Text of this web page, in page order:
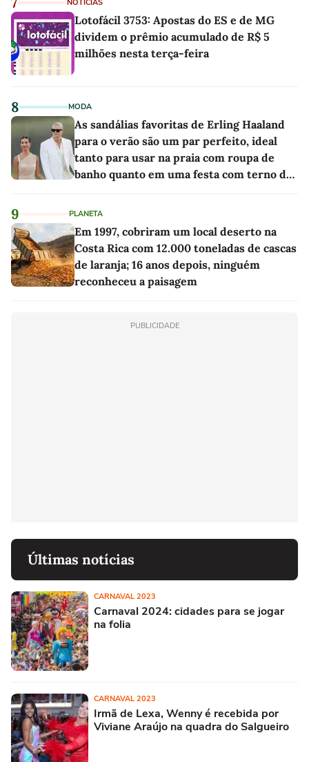
NOTÍCIAS
Lotofácil 3753: Apostas do ES e de MG
dividem o prêmio acumulado de R$ 5
milhões nesta terça-feira
8 MODA
As sandálias favoritas de Erling Haaland
para o verão são um par perfeito, ideal
tanto para usar na praia com roupa de
banho quanto em uma festa com terno de
9 PLANETA
Em 1997, cobriram um local deserto na
Costa Rica com 12.000 toneladas de cascas
de laranja; 16 anos depois, ninguém
reconheceu a paisagem
PUBLICIDADE
Últimas notícias
CARNAVAL 2023
Carnaval 2024: cidades para se jogar
na folia
CARNAVAL 2023
Irmã de Lexa, Wenny é recebida por
Viviane Araújo na quadra do Salgueiro